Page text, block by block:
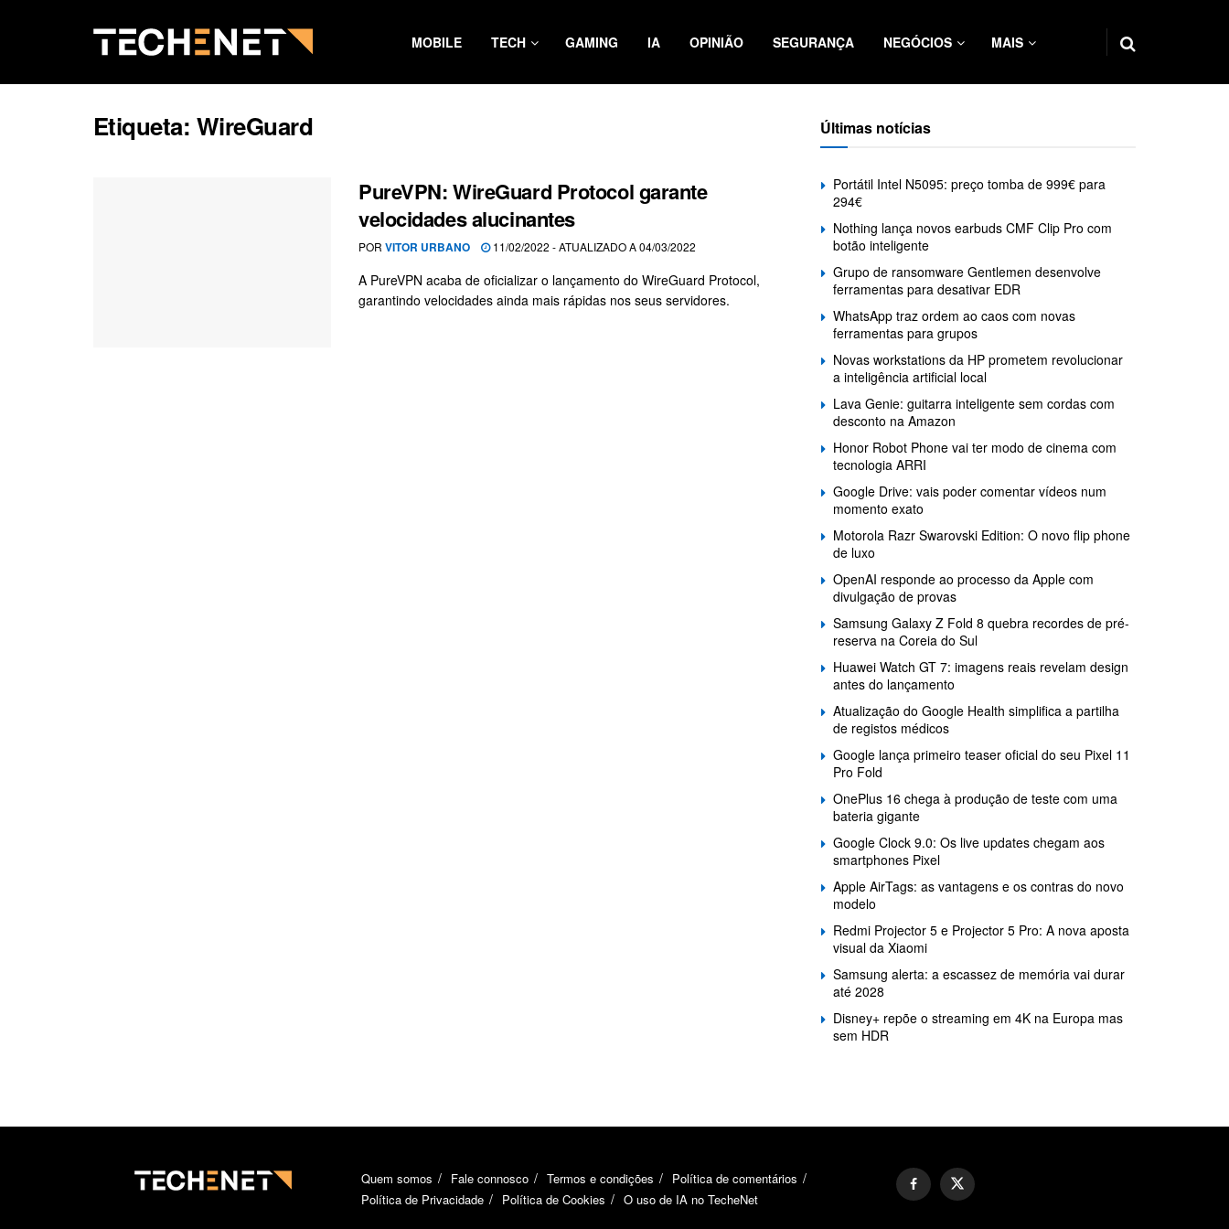
MOBILE TECH GAMING IA OPINIÃO SEGURANÇA NEGÓCIOS MAIS
Etiqueta: WireGuard
PureVPN: WireGuard Protocol garante
velocidades alucinantes
POR VITOR URBANO 11/02/2022 - ATUALIZADO A 04/03/2022
A PureVPN acaba de oficializar o lançamento do WireGuard Protocol,
garantindo velocidades ainda mais rápidas nos seus servidores.
Últimas notícias
Portátil Intel N5095: preço tomba de 999€ para
294€
Nothing lança novos earbuds CMF Clip Pro com
botão inteligente
Grupo de ransomware Gentlemen desenvolve
ferramentas para desativar EDR
WhatsApp traz ordem ao caos com novas
ferramentas para grupos
Novas workstations da HP prometem revolucionar
a inteligência artificial local
Lava Genie: guitarra inteligente sem cordas com
desconto na Amazon
Honor Robot Phone vai ter modo de cinema com
tecnologia ARRI
Google Drive: vais poder comentar vídeos num
momento exato
Motorola Razr Swarovski Edition: O novo flip phone
de luxo
OpenAI responde ao processo da Apple com
divulgação de provas
Samsung Galaxy Z Fold 8 quebra recordes de pré-
reserva na Coreia do Sul
Huawei Watch GT 7: imagens reais revelam design
antes do lançamento
Atualização do Google Health simplifica a partilha
de registos médicos
Google lança primeiro teaser oficial do seu Pixel 11
Pro Fold
OnePlus 16 chega à produção de teste com uma
bateria gigante
Google Clock 9.0: Os live updates chegam aos
smartphones Pixel
Apple AirTags: as vantagens e os contras do novo
modelo
Redmi Projector 5 e Projector 5 Pro: A nova aposta
visual da Xiaomi
Samsung alerta: a escassez de memória vai durar
até 2028
Disney+ repõe o streaming em 4K na Europa mas
sem HDR
Quem somos Fale connosco Termos e condições
Política de comentários
Política de Privacidade
Política de Cookies O uso de IA no TecheNet